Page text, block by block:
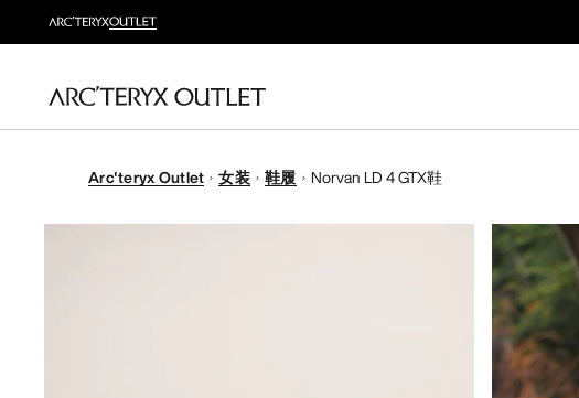
Arc'teryx Outlet 女装 鞋履 Norvan LD 4 GTX鞋